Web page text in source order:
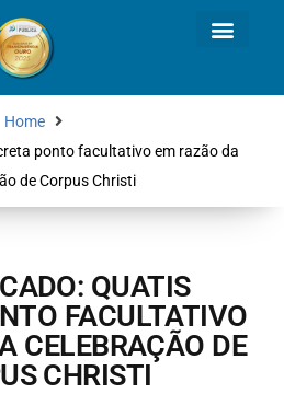
Home
ponto facultativo em razão da
de Corpus Christi
QUATIS
FACULTATIVO
CELEBRAÇÃO DE
CHRISTI